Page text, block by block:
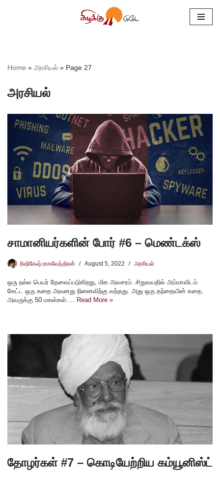
Home » அரசியல் » Page 27
அரசியல்
சாமானியர்களின் போர் #6 – மெண்டக்ஸ்
ரிஷிகேஷ் ராகவேந்திரன் August 5, 2022 அரசியல்
ஒரு நல்ல பெயர் தேவைப்படுகிறது, மிக அவசரம். சிறுவயதில் அம்மாவிடம்
கேட்ட ஒரு கதை அவனது நினைவிற்கு வந்தது. அது ஒரு தந்தையின் கதை.
அவருக்கு 50 மகள்கள்.… Read More »
தோழர்கள் #7 – கொடியேற்றிய கம்யூனிஸ்ட்